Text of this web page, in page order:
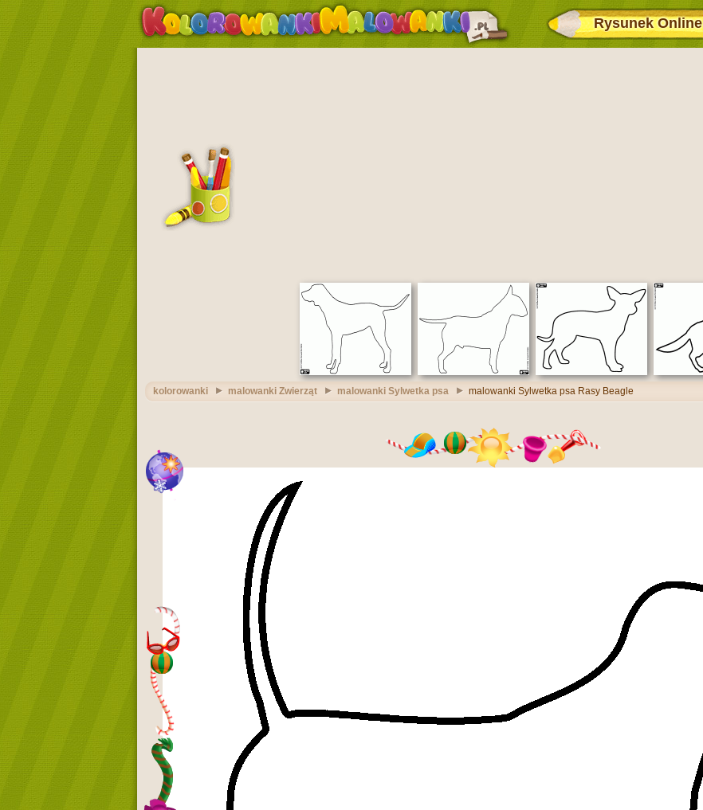
Rysunek Online
kolorowanki malowanki Zwierząt malowanki Sylwetka psa malowanki Sylwetka psa Rasy Beagle